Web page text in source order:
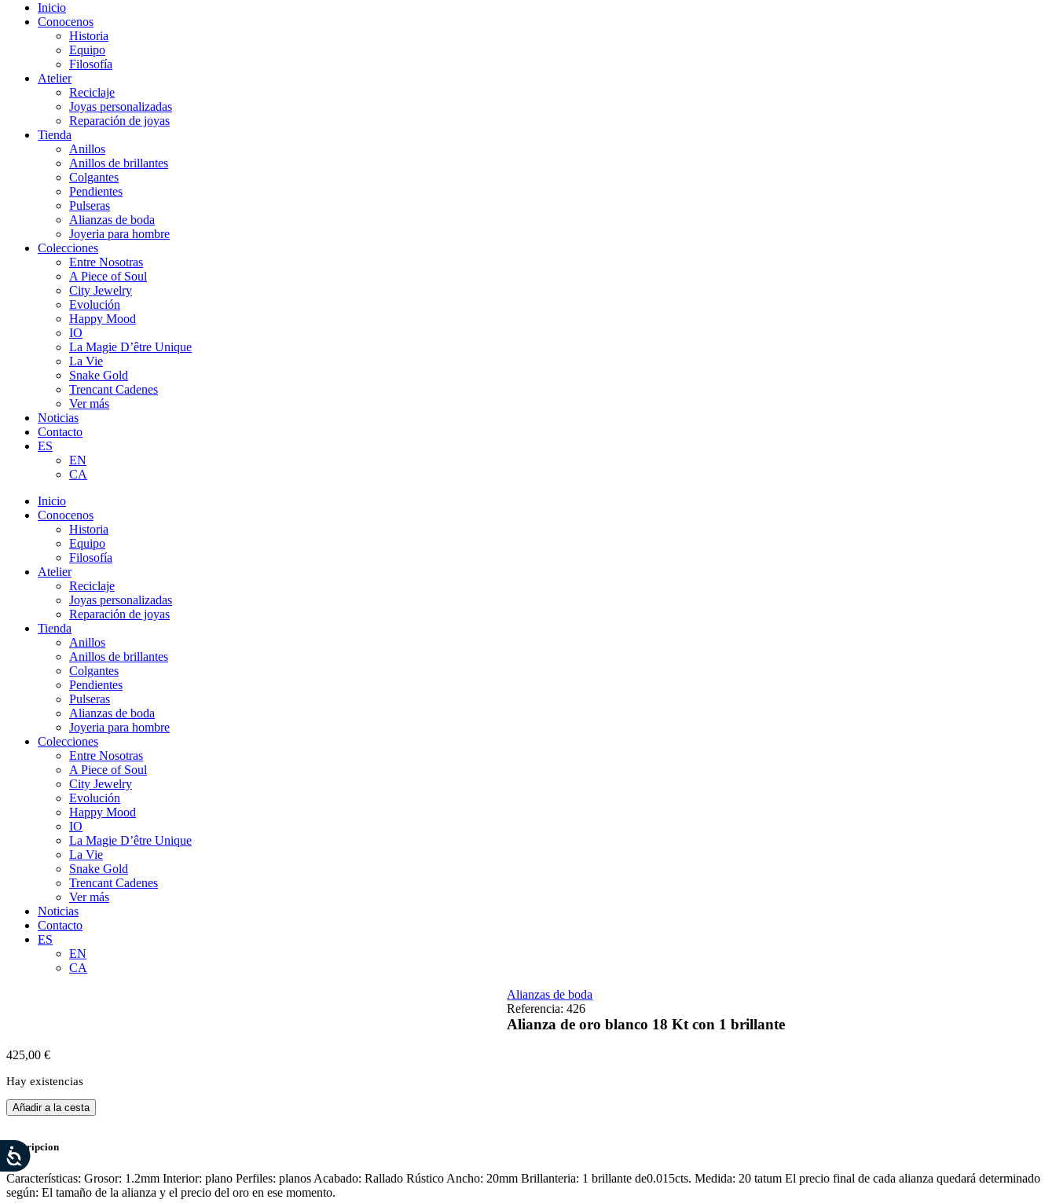
Inicio
Conocenos
Historia
Equipo
Filosofía
Atelier
Reciclaje
Joyas personalizadas
Reparación de joyas
Tienda
Anillos
Anillos de brillantes
Colgantes
Pendientes
Pulseras
Alianzas de boda
Joyeria para hombre
Colecciones
Entre Nosotras
A Piece of Soul
City Jewelry
Evolución
Happy Mood
IO
La Magie D’être Unique
La Vie
Snake Gold
Trencant Cadenes
Ver más
Noticias
Contacto
ES
EN
CA
Inicio
Conocenos
Historia
Equipo
Filosofía
Atelier
Reciclaje
Joyas personalizadas
Reparación de joyas
Tienda
Anillos
Anillos de brillantes
Colgantes
Pendientes
Pulseras
Alianzas de boda
Joyeria para hombre
Colecciones
Entre Nosotras
A Piece of Soul
City Jewelry
Evolución
Happy Mood
IO
La Magie D’être Unique
La Vie
Snake Gold
Trencant Cadenes
Ver más
Noticias
Contacto
ES
EN
CA
Alianzas de boda
Referencia: 426
Alianza de oro blanco 18 Kt con 1 brillante
425,00 €
Hay existencias
Alianza
de
blanco
18
Kt
con
Añadir a la cesta
Descripcion
Características: Grosor: 1.2mm Interior: plano Perfiles: planos Acabado: Rallado Rústico Ancho: 20mm Brillanteria: 1 brillante de0.015cts. Medida: 20 tatum El precio final de cada alianza quedará determinado
según: El tamaño de la alianza y el precio del oro en ese momento.